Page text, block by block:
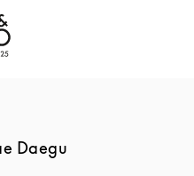
- Exist to Create
Daegu